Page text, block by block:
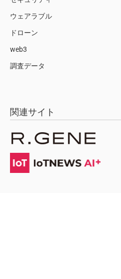
ウェアラブル
ドローン
web3
調査データ
関連サイト